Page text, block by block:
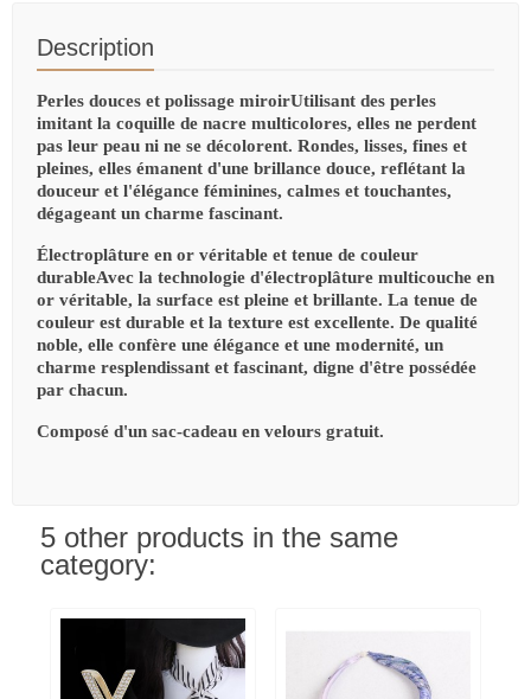
Description
Perles douces et polissage miroirUtilisant des perles
imitant la coquille de nacre multicolores, elles ne perdent
pas leur peau ni ne se décolorent. Rondes, lisses, fines et
pleines, elles émanent d'une brillance douce, reflétant la
douceur et l'élégance féminines, calmes et touchantes,
dégageant un charme fascinant.
Électroplâture en or véritable et tenue de couleur
durableAvec la technologie d'électroplâture multicouche en
or véritable, la surface est pleine et brillante. La tenue de
couleur est durable et la texture est excellente. De qualité
noble, elle confère une élégance et une modernité, un
charme resplendissant et fascinant, digne d'être possédée
par chacun.
Composé d'un sac-cadeau en velours gratuit.
5 other products in the same
category: